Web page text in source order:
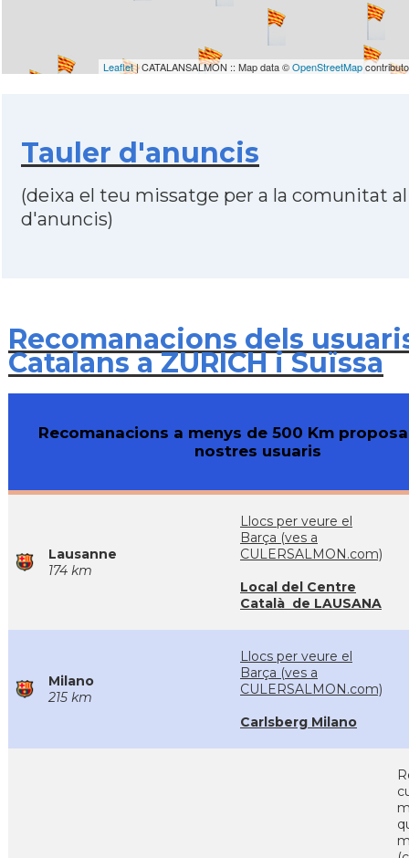
Leaflet| CATALANSALMON :: Map data ©OpenStreetMap
Tauler d'anuncis
(deixa el teu missatge per a la comunitat
d'anuncis)
Recomanacions dels
Catalans a ZURICH i Suïssa
Recomanacions a menys de 500 Km
nostres usuaris
Lausanne
174 km
Llocs per veure el
Barça (ves a
CULERSALMON.com)
Local del Centre
Català de LAUSANA
Milano
215 km
Llocs per veure el
Barça (ves a
CULERSALMON.com)
Carlsberg Milano